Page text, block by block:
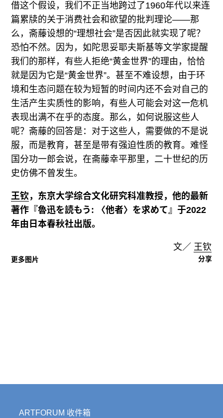
借这个假设，我们不正当地跨过了1960年代以来连
篇累牍的关于消费社会和欲望的批判理论——那
么，斋藤设想的“理想社会”是否因此就实现了呢？
恐怕不然。因为，如陀思妥耶夫斯基等文学家提醒
我们的那样，有些人拒绝“黄金世界”的理由，恰恰
就是因为它是“黄金世界”。甚至不难设想，由于环
境和生态问题在较为短暂的时间内还不会对自己的
生活产生实质性的影响，有些人可能会对这一危机
表现出满不在乎的态度。那么，如何说服这些人
呢？斋藤的回答是：对于这些人，需要做的不是说
服，而是教育，甚至是带有强迫性质的教育。难怪
国分功一郎会说，在斋藤幸平那里，二十世纪的历
史仿佛不曾发生。
王钦，东京大学综合文化研究科准教授，他的最新
著作『魯迅を読もう: 〈他者〉を求めて』于2022
年由日本春秋社出版。
文／ 王钦
更多图片 分享
ARTFORUM 收件箱